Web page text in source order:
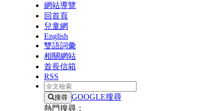
網站導覽
回首頁
兒童網
English
雙語詞彙
相關網站
首長信箱
RSS
全文檢索
搜尋 GOOGLE搜尋
熱門搜尋：